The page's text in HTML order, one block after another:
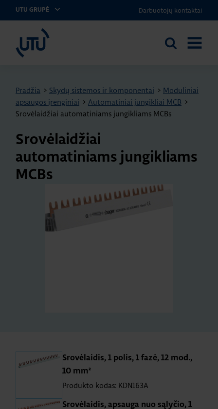
UTU GRUPĖ Darbuotojų kontaktai
UTU Lithuania
Ieškoti
Pradžia > Skydų sistemos ir komponentai > Moduliniai
apsaugos įrenginiai > Automatiniai jungikliai MCB >
Srovėlaidžiai automatiniams jungikliams MCBs
Srovėlaidžiai
automatiniams jungikliams
MCBs
Srovėlaidis, 1 polis, 1 fazė, 12 mod.,
10 mm²
Produkto kodas: KDN163A
Srovėlaidis, apsauga nuo sąlyčio, 1